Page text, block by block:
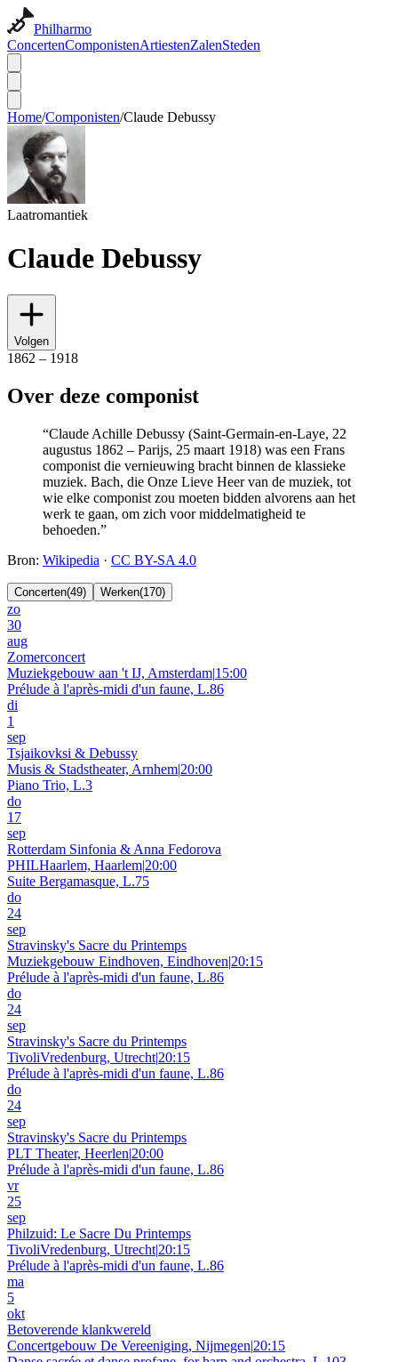
Philharmo
ConcertenComponistenArtiestenZalenSteden
Home/Componisten/Claude Debussy
Laatromantiek
Claude Debussy
Volgen
1862 – 1918
Over deze componist
“Claude Achille Debussy (Saint-Germain-en-Laye, 22
augustus 1862 – Parijs, 25 maart 1918) was een Frans
componist die vernieuwing bracht binnen de klassieke
muziek. Bach, die Onze Lieve Heer van de muziek, tot
wie elke componist zou moeten bidden alvorens aan het
werk te gaan, om zich voor middelmatigheid te
behoeden.”
Bron: Wikipedia · CC BY-SA 4.0
Concerten(49) Werken(170)
zo
30
aug
Zomerconcert
Muziekgebouw aan 't IJ, Amsterdam|15:00
Prélude à l'après-midi d'un faune, L.86
di
1
sep
Tsjaikovksi & Debussy
Musis & Stadstheater, Arnhem|20:00
Piano Trio, L.3
do
17
sep
Rotterdam Sinfonia & Anna Fedorova
PHILHaarlem, Haarlem|20:00
Suite Bergamasque, L.75
do
24
sep
Stravinsky's Sacre du Printemps
Muziekgebouw Eindhoven, Eindhoven|20:15
Prélude à l'après-midi d'un faune, L.86
do
24
sep
Stravinsky's Sacre du Printemps
TivoliVredenburg, Utrecht|20:15
Prélude à l'après-midi d'un faune, L.86
do
24
sep
Stravinsky's Sacre du Printemps
PLT Theater, Heerlen|20:00
Prélude à l'après-midi d'un faune, L.86
vr
25
sep
Philzuid: Le Sacre Du Printemps
TivoliVredenburg, Utrecht|20:15
Prélude à l'après-midi d'un faune, L.86
ma
5
okt
Betoverende klankwereld
Concertgebouw De Vereeniging, Nijmegen|20:15